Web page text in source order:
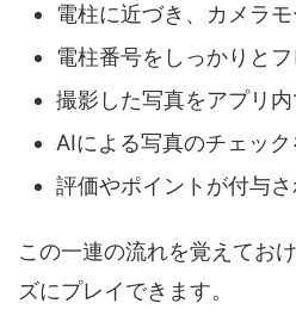
電柱に近づき、カメラ
電柱番号をしっかりと
撮影した写真をアプリ
AIによる写真のチェック
評価やポイントが付与さ
この一連の流れを覚えてお
ズにプレイできます。